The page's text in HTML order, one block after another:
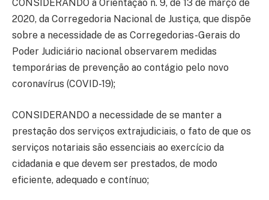
CONSIDERANDO a Orientação n. 9, de 13 de março de
2020, da Corregedoria Nacional de Justiça, que dispõe
sobre a necessidade de as Corregedorias-Gerais do
Poder Judiciário nacional observarem medidas
temporárias de prevenção ao contágio pelo novo
coronavírus (COVID-19);
CONSIDERANDO a necessidade de se manter a
prestação dos serviços extrajudiciais, o fato de que os
serviços notariais são essenciais ao exercício da
cidadania e que devem ser prestados, de modo
eficiente, adequado e contínuo;